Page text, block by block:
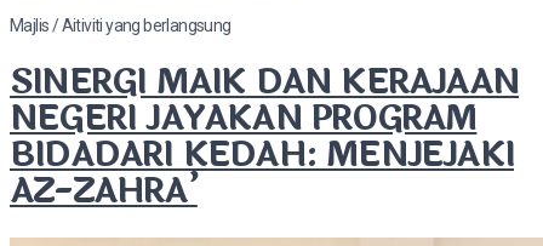
Majlis / Aitiviti yang berlangsung
SINERGI MAIK DAN KERAJAAN
NEGERI JAYAKAN PROGRAM
BIDADARI KEDAH: MENJEJAKI
AZ-ZAHRA’